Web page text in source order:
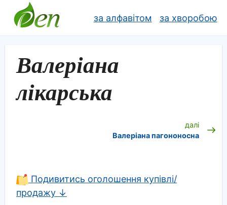
за алфавітом за хворобою
Валеріана
лікарська
далі
Валеріана пагононосна
Подивитись оголошення купівлі/
продажу ↓